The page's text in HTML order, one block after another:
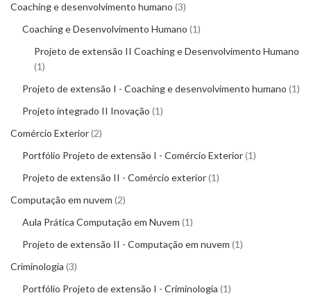
Coaching e desenvolvimento humano 3
Coaching e Desenvolvimento Humano 1
Projeto de extensão II Coaching e Desenvolvimento Humano
1
Projeto de extensão I - Coaching e desenvolvimento humano 1
Projeto integrado II Inovação 1
Comércio Exterior 2
Portfólio Projeto de extensão I - Comércio Exterior 1
Projeto de extensão II - Comércio exterior 1
Computação em nuvem 2
Aula Prática Computação em Nuvem 1
Projeto de extensão II - Computação em nuvem 1
Criminologia 3
Portfólio Projeto de extensão I - Criminologia 1